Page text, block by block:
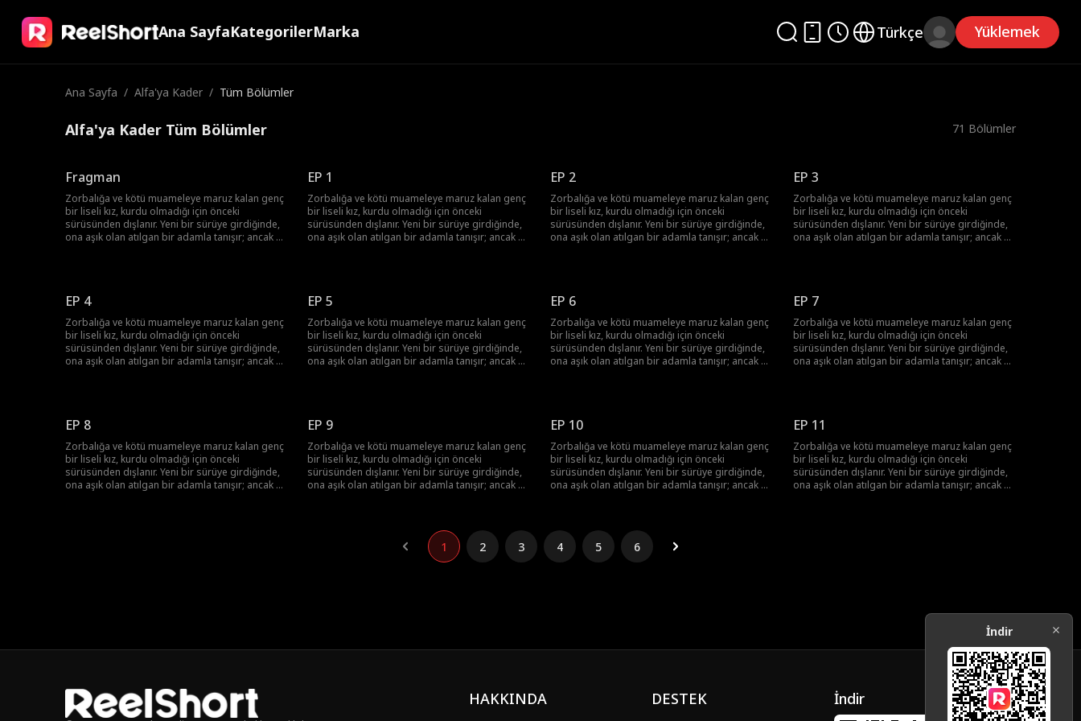
Ana SayfaKategorilerMarka Türkçe Yüklemek
Ana Sayfa / Alfa'ya Kader / Tüm Bölümler
Alfa'ya Kader Tüm Bölümler 71 Bölümler
Fragman
Zorbalığa ve kötü muameleye maruz kalan genç
bir liseli kız, kurdu olmadığı için önceki
sürüsünden dışlanır. Yeni bir sürüye girdiğinde,
ona aşık olan atılgan bir adamla tanışır; ancak bu
EP 1
Zorbalığa ve kötü muameleye maruz kalan genç
bir liseli kız, kurdu olmadığı için önceki
sürüsünden dışlanır. Yeni bir sürüye girdiğinde,
ona aşık olan atılgan bir adamla tanışır; ancak bu
EP 2
Zorbalığa ve kötü muameleye maruz kalan genç
bir liseli kız, kurdu olmadığı için önceki
sürüsünden dışlanır. Yeni bir sürüye girdiğinde,
ona aşık olan atılgan bir adamla tanışır; ancak bu
EP 3
Zorbalığa ve kötü muameleye maruz kalan genç
bir liseli kız, kurdu olmadığı için önceki
sürüsünden dışlanır. Yeni bir sürüye girdiğinde,
ona aşık olan atılgan bir adamla tanışır; ancak bu
EP 4
Zorbalığa ve kötü muameleye maruz kalan genç
bir liseli kız, kurdu olmadığı için önceki
sürüsünden dışlanır. Yeni bir sürüye girdiğinde,
ona aşık olan atılgan bir adamla tanışır; ancak bu
EP 5
Zorbalığa ve kötü muameleye maruz kalan genç
bir liseli kız, kurdu olmadığı için önceki
sürüsünden dışlanır. Yeni bir sürüye girdiğinde,
ona aşık olan atılgan bir adamla tanışır; ancak bu
EP 6
Zorbalığa ve kötü muameleye maruz kalan genç
bir liseli kız, kurdu olmadığı için önceki
sürüsünden dışlanır. Yeni bir sürüye girdiğinde,
ona aşık olan atılgan bir adamla tanışır; ancak bu
EP 7
Zorbalığa ve kötü muameleye maruz kalan genç
bir liseli kız, kurdu olmadığı için önceki
sürüsünden dışlanır. Yeni bir sürüye girdiğinde,
ona aşık olan atılgan bir adamla tanışır; ancak bu
EP 8
Zorbalığa ve kötü muameleye maruz kalan genç
bir liseli kız, kurdu olmadığı için önceki
sürüsünden dışlanır. Yeni bir sürüye girdiğinde,
ona aşık olan atılgan bir adamla tanışır; ancak bu
EP 9
Zorbalığa ve kötü muameleye maruz kalan genç
bir liseli kız, kurdu olmadığı için önceki
sürüsünden dışlanır. Yeni bir sürüye girdiğinde,
ona aşık olan atılgan bir adamla tanışır; ancak bu
EP 10
Zorbalığa ve kötü muameleye maruz kalan genç
bir liseli kız, kurdu olmadığı için önceki
sürüsünden dışlanır. Yeni bir sürüye girdiğinde,
ona aşık olan atılgan bir adamla tanışır; ancak bu
EP 11
Zorbalığa ve kötü muameleye maruz kalan genç
bir liseli kız, kurdu olmadığı için önceki
sürüsünden dışlanır. Yeni bir sürüye girdiğinde,
ona aşık olan atılgan bir adamla tanışır; ancak bu
1 2 3 4 5 6
HAKKINDA DESTEK İndir
İndir